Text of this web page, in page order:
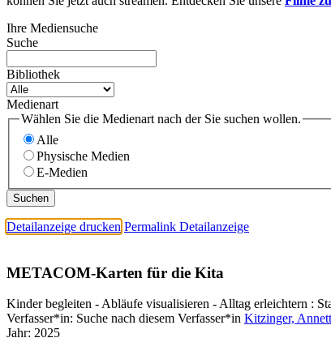
Ihre Mediensuche
Suche
Bibliothek
Medienart
Wählen Sie die Medienart nach der Sie suchen wollen.
Alle
Physische Medien
E-Medien
Detailanzeige drucken Permalink Detailanzeige
METACOM-Karten für die Kita
Kinder begleiten - Abläufe visualisieren - Alltag erleichtern :
Verfasser*in: Suche nach diesem Verfasser*in Kitzinger,
Jahr: 2025